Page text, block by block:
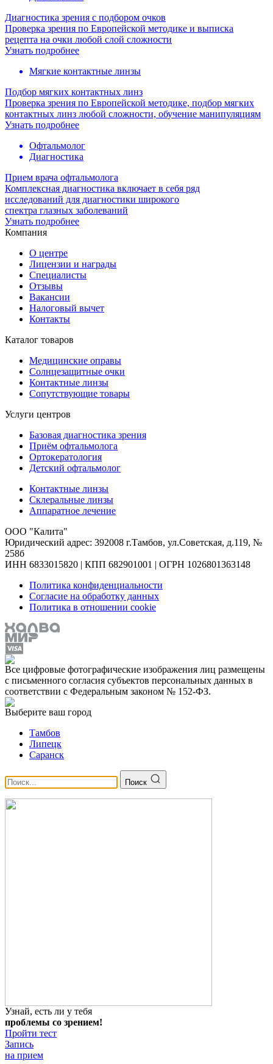
Диагностика зрения с подбором очков
Проверка зрения по Европейской методике и выписка
рецепта на очки любой слой сложности
Узнать подробнее
Мягкие контактные линзы
Подбор мягких контактных линз
Проверка зрения по Европейской методике, подбор мягких
контактных линз любой сложности, обучение манипуляциям
Узнать подробнее
Офтальмолог
Диагностика
Прием врача офтальмолога
Комплексная диагностика включает в себя ряд
исследований для диагностики широкого
спектра глазных заболеваний
Узнать подробнее
Компания
О центре
Лицензии и награды
Специалисты
Отзывы
Вакансии
Налоговый вычет
Контакты
Каталог товаров
Медицинские оправы
Солнцезащитные очки
Контактные линзы
Сопутствующие товары
Услуги центров
Базовая диагностика зрения
Приём офтальмолога
Ортокератология
Детский офтальмолог
Контактные линзы
Склеральные линзы
Аппаратное лечение
ООО "Калита"
Юридический адрес: 392008 г.Тамбов, ул.Советская, д.119, №
258б
ИНН 6833015820 | КПП 682901001 | ОГРН 1026801363148
Политика конфиденциальности
Согласие на обработку данных
Политика в отношении cookie
Все цифровые фотографические изображения лиц размещены
с письменного согласия субъектов персональных данных в
соответствии с Федеральным законом № 152-ФЗ.
Выберите ваш город
Тамбов
Липецк
Саранск
Поиск
Узнай, есть ли у тебя
проблемы со зрением!
Пройти тест
Запись
на прием